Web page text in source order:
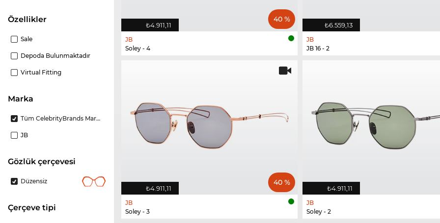
Özellikler
Sale
Depoda Bulunmaktadır
Virtual Fitting
Marka
Tüm CelebrityBrands Markalar
JB
gözlük çerçevesi
Düzensiz
çerçeve tipi
₺4.911,11
40 %
JB
Soley - 4
₺6.559,13
JB
JB 16 - 2
₺4.911,11
40 %
JB
Soley - 3
₺4.911,11
JB
Soley - 2